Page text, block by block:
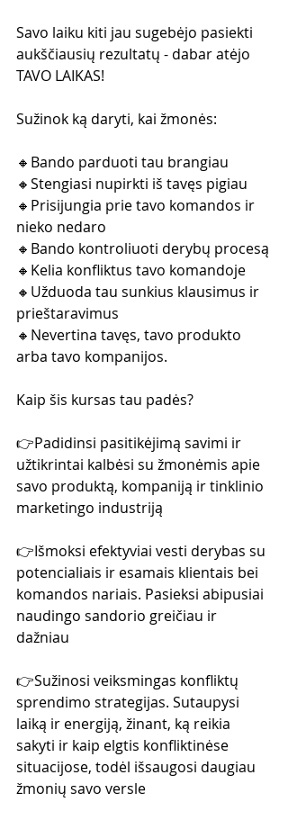
Savo laiku kiti jau sugebėjo pasiekti
aukščiausių rezultatų - dabar atėjo
TAVO LAIKAS!
Sužinok ką daryti, kai žmonės:
🔸Bando parduoti tau brangiau
🔸Stengiasi nupirkti iš tavęs pigiau
🔸Prisijungia prie tavo komandos ir
nieko nedaro
🔸Bando kontroliuoti derybų procesą
🔸Kelia konfliktus tavo komandoje
🔸Užduoda tau sunkius klausimus ir
prieštaravimus
🔸Nevertina tavęs, tavo produkto
arba tavo kompanijos.
Kaip šis kursas tau padės?
👉Padidinsi pasitikėjimą savimi ir
užtikrintai kalbėsi su žmonėmis apie
savo produktą, kompaniją ir tinklinio
marketingo industriją
👉Išmoksi efektyviai vesti derybas su
potencialiais ir esamais klientais bei
komandos nariais. Pasieksi abipusiai
naudingo sandorio greičiau ir
dažniau
👉Sužinosi veiksmingas konfliktų
sprendimo strategijas. Sutaupysi
laiką ir energiją, žinant, ką reikia
sakyti ir kaip elgtis konfliktinėse
situacijose, todėl išsaugosi daugiau
žmonių savo versle